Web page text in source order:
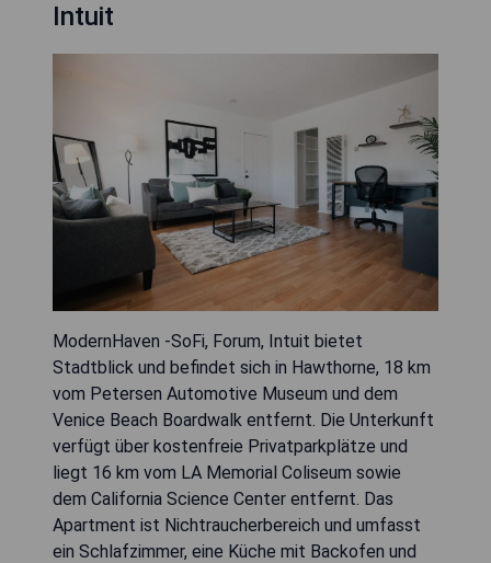
Intuit
ModernHaven -SoFi, Forum, Intuit bietet
Stadtblick und befindet sich in Hawthorne, 18 km
vom Petersen Automotive Museum und dem
Venice Beach Boardwalk entfernt. Die Unterkunft
verfügt über kostenfreie Privatparkplätze und
liegt 16 km vom LA Memorial Coliseum sowie
dem California Science Center entfernt. Das
Apartment ist Nichtraucherbereich und umfasst
ein Schlafzimmer, eine Küche mit Backofen und